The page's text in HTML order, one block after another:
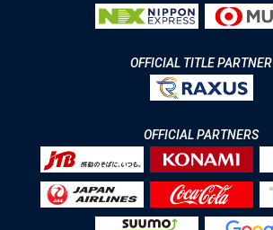
OFFICIAL TITLE PARTNER
OFFICIAL PARTNERS